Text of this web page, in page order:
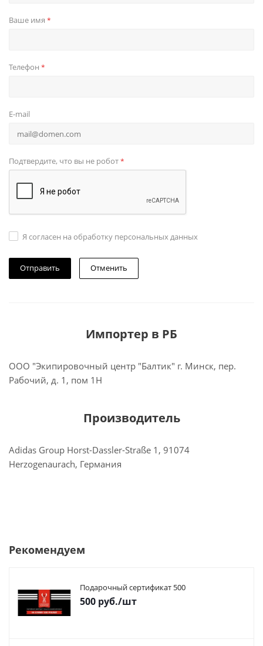
Ваше имя *
Телефон *
E-mail
Подтвердите, что вы не робот*
Я согласен на обработку персональных данных
Отменить
Импортер в РБ
ООО "Экипировочный центр "Балтик" г. Минск, пер.
Рабочий, д. 1, пом 1Н
Производитель
Adidas Group Horst-Dassler-Straße 1, 91074
Herzogenaurach, Германия
Рекомендуем
Подарочный сертификат 500
500 руб./шт